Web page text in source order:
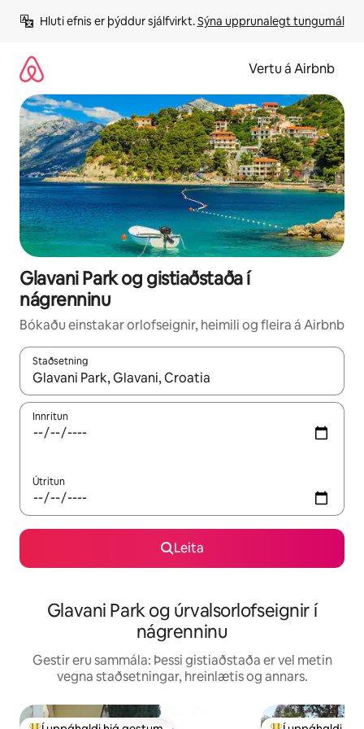
beint
Hluti efnis er þýddur sjálfvirkt. Sýna upprunalegt tungumál
Vertu á Airbnb
Glavani Park og gistiaðstaða í
nágrenninu
Bókaðu einstakar orlofseignir, heimili og fleira á Airbnb
Staðsetning
Þegar niðurstöður liggja fyrir skaltu nota upp og niður
Innritun
Útritun
Leita
Glavani Park og úrvalsorlofseignir í
nágrenninu
Gestir eru sammála: Þessi gistiaðstaða er vel metin
vegna staðsetningar, hreinlætis og annars.